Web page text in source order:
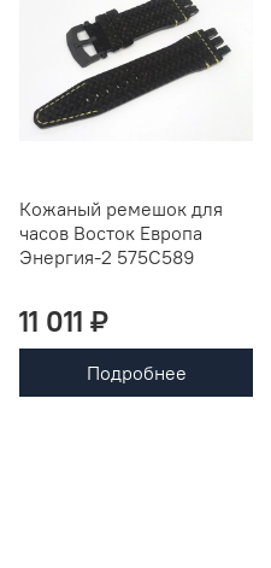
Кожаный ремешок для
часов Восток Европа
Энергия-2 575C589
11 011 ₽
Подробнее